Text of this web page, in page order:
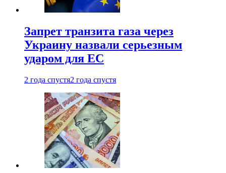
Запрет транзита газа через
Украину назвали серьезным
ударом для ЕС
2 года спустя2 года спустя